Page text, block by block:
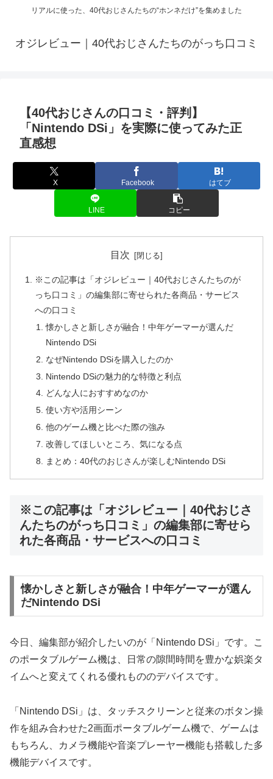
リアルに使った、40代おじさんたちの“ホンネだけ”を集めました
オジレビュー｜40代おじさんたちのがっち口コミ
【40代おじさんの口コミ・評判】
「Nintendo DSi」を実際に使ってみた正
直感想
X Facebook はてブ
LINE コピー
目次
※この記事は「オジレビュー｜40代おじさんたちのが
っち口コミ」の編集部に寄せられた各商品・サービス
への口コミ
懐かしさと新しさが融合！中年ゲーマーが選んだ
Nintendo DSi
なぜNintendo DSiを購入したのか
Nintendo DSiの魅力的な特徴と利点
どんな人におすすめなのか
使い方や活用シーン
他のゲーム機と比べた際の強み
改善してほしいところ、気になる点
まとめ：40代のおじさんが楽しむNintendo DSi
※この記事は「オジレビュー｜40代おじさ
んたちのがっち口コミ」の編集部に寄せら
れた各商品・サービスへの口コミ
懐かしさと新しさが融合！中年ゲーマーが選ん
だNintendo DSi
今日、編集部が紹介したいのが「Nintendo DSi」です。こ
のポータブルゲーム機は、日常の隙間時間を豊かな娯楽タ
イムへと変えてくれる優れもののデバイスです。
「Nintendo DSi」は、タッチスクリーンと従来のボタン操
作を組み合わせた2画面ポータブルゲーム機で、ゲームは
もちろん、カメラ機能や音楽プレーヤー機能も搭載した多
機能デバイスです。